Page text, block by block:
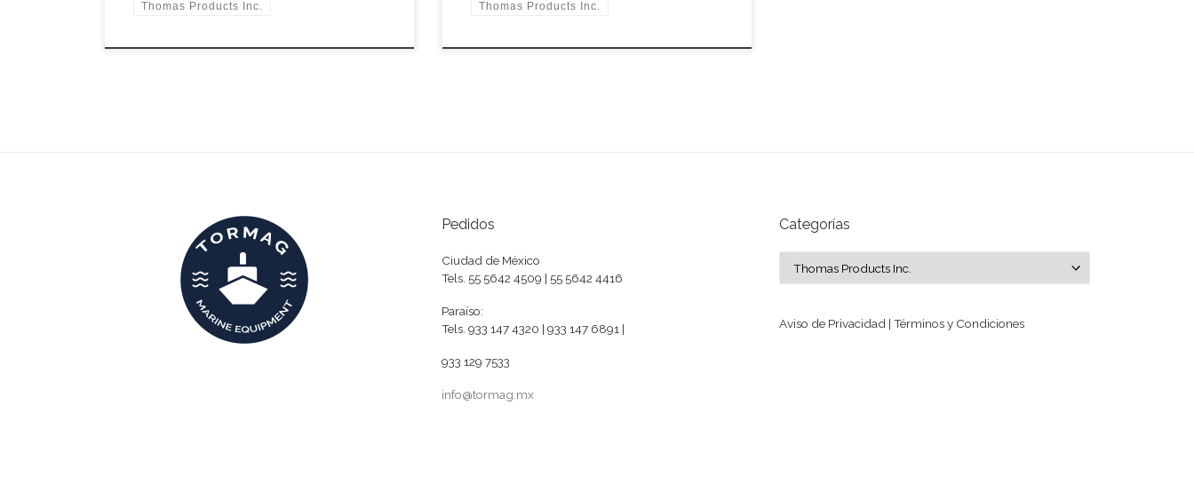
Thomas Products Inc. Thomas Products Inc.
Pedidos
Ciudad de México
Tels. 55 5642 4509 | 55 5642 4416
Paraíso:
Tels. 933 147 4320 | 933 147 6891 |
933 129 7533
info@tormag.mx
Categorías
Aviso de Privacidad | Términos y Condiciones